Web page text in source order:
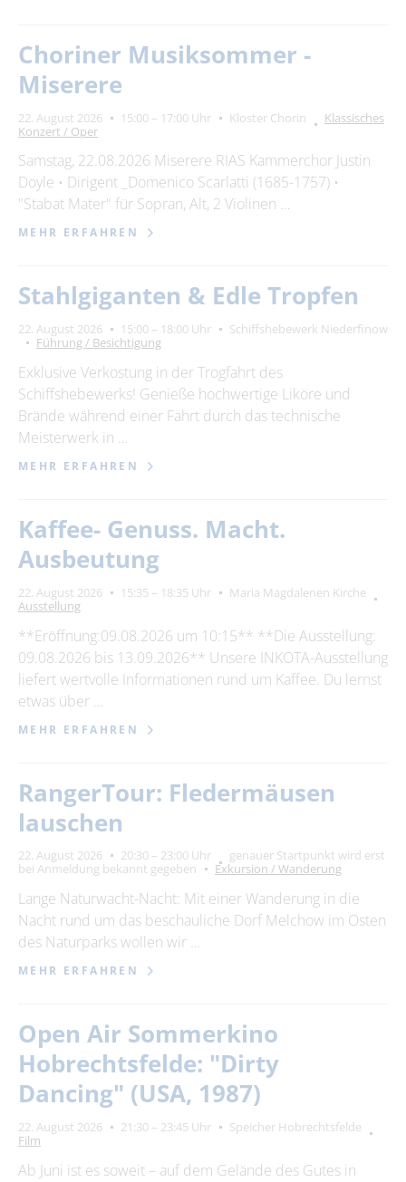
Choriner Musiksommer -
Miserere
22. August 2026 15:00 – 17:00 Uhr Kloster Chorin
Klassisches
Konzert / Oper
Samstag, 22.08.2026 Miserere RIAS Kammerchor Justin
Doyle • Dirigent _Domenico Scarlatti (1685-1757) •
"Stabat Mater" für Sopran, Alt, 2 Violinen …
MEHR ERFAHREN
Stahlgiganten & Edle Tropfen
22. August 2026 15:00 – 18:00 Uhr
Schiffshebewerk Niederfinow
Führung / Besichtigung
Exklusive Verkostung in der Trogfahrt des
Schiffshebewerks! Genieße hochwertige Liköre und
Brände während einer Fahrt durch das technische
Meisterwerk in …
MEHR ERFAHREN
Kaffee- Genuss. Macht.
Ausbeutung
22. August 2026 15:35 – 18:35 Uhr
Maria Magdalenen Kirche
Ausstellung
**Eröffnung:09.08.2026 um 10:15** **Die Ausstellung:
09.08.2026 bis 13.09.2026** Unsere INKOTA-Ausstellung
liefert wertvolle Informationen rund um Kaffee. Du lernst
etwas über …
MEHR ERFAHREN
RangerTour: Fledermäusen
lauschen
22. August 2026 20:30 – 23:00 Uhr
genauer Startpunkt wird erst
bei Anmeldung bekannt gegeben
Exkursion / Wanderung
Lange Naturwacht-Nacht: Mit einer Wanderung in die
Nacht rund um das beschauliche Dorf Melchow im Osten
des Naturparks wollen wir …
MEHR ERFAHREN
Open Air Sommerkino
Hobrechtsfelde: "Dirty
Dancing" (USA, 1987)
22. August 2026 21:30 – 23:45 Uhr
Speicher Hobrechtsfelde
Film
Ab Juni ist es soweit – auf dem Gelände des Gutes in